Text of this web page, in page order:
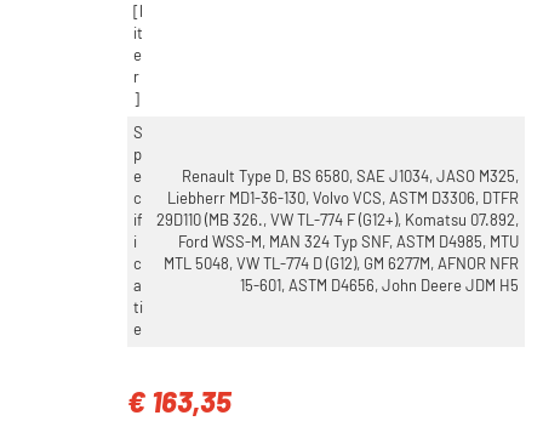
it
e
r
S
p
e
c
if
i
c
a
ti
e
Renault Type D, BS 6580, SAE J1034, JASO M325,
Liebherr MD1-36-130, Volvo VCS, ASTM D3306, DTFR
29D110 (MB 326., VW TL-774 F (G12+), Komatsu 07.892,
Ford WSS-M, MAN 324 Typ SNF, ASTM D4985, MTU
MTL 5048, VW TL-774 D (G12), GM 6277M, AFNOR NFR
15-601, ASTM D4656, John Deere JDM H5
€ 163,35